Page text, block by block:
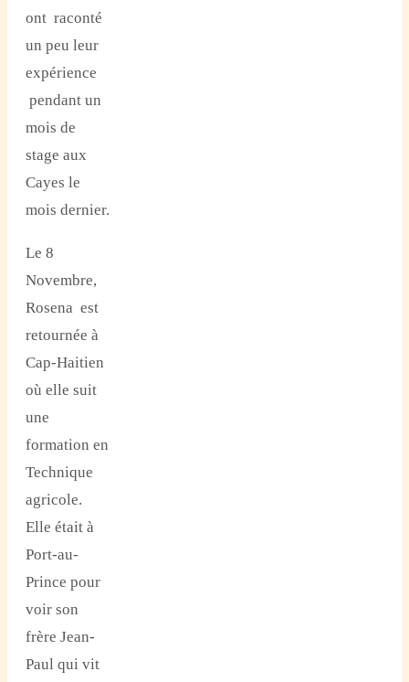
ont raconté
un peu leur
expérience
pendant un
mois de
stage aux
Cayes le
mois dernier.
Le 8
Novembre,
Rosena est
retournée à
Cap-Haitien
où elle suit
une
formation en
Technique
agricole.
Elle était à
Port-au-
Prince pour
voir son
frère Jean-
Paul qui vit